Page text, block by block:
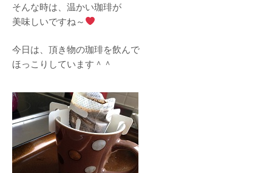
そんな時は、温かい珈琲が
美味しいですね～
今日は、頂き物の珈琲を飲んで
ほっこりしています＾＾